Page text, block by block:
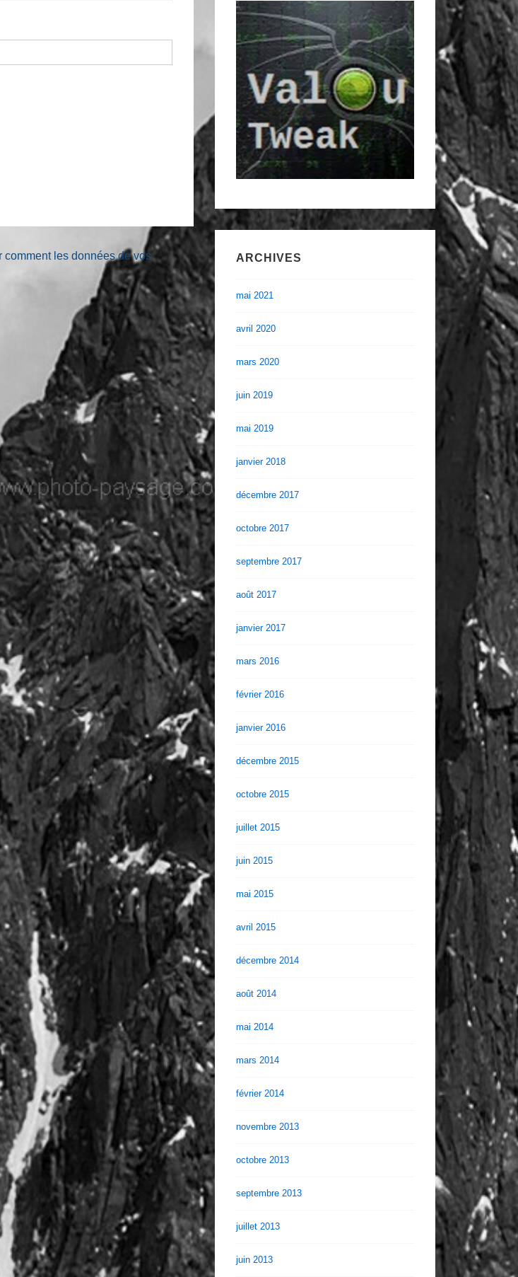
comment les données de vos
ARCHIVES
mai 2021
avril 2020
mars 2020
juin 2019
mai 2019
janvier 2018
décembre 2017
octobre 2017
septembre 2017
août 2017
janvier 2017
mars 2016
février 2016
janvier 2016
décembre 2015
octobre 2015
juillet 2015
juin 2015
mai 2015
avril 2015
décembre 2014
août 2014
mai 2014
mars 2014
février 2014
novembre 2013
octobre 2013
septembre 2013
juillet 2013
juin 2013